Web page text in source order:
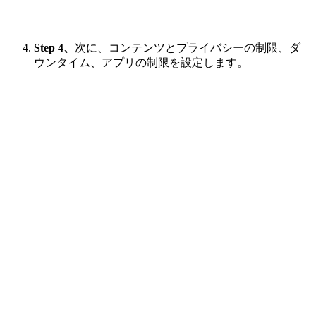
Step 4、 次に、コンテンツとプライバシーの制限、ダ
ウンタイム、アプリの制限を設定します。